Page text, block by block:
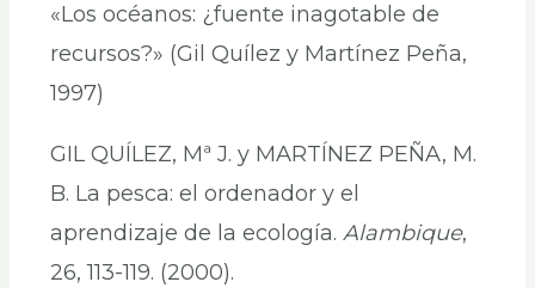
«Los océanos: ¿fuente inagotable de
recursos?» (Gil Quílez y Martínez Peña,
1997)
GIL QUÍLEZ, Mª J. y MARTÍNEZ PEÑA, M.
B. La pesca: el ordenador y el
aprendizaje de la ecología.Alambique,
26, 113-119. (2000).